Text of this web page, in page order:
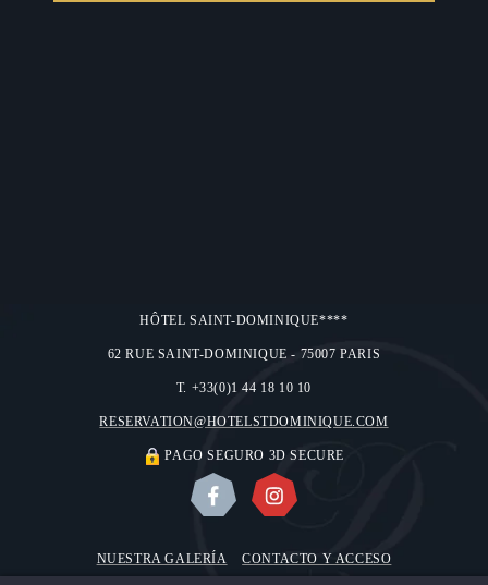
HÔTEL SAINT-DOMINIQUE****
62 RUE SAINT-DOMINIQUE - 75007 PARIS
T. +33(0)1 44 18 10 10
RESERVATION@HOTELSTDOMINIQUE.COM
PAGO SEGURO 3D SECURE
NUESTRA GALERÍA CONTACTO Y ACCESO
NOSOTROS